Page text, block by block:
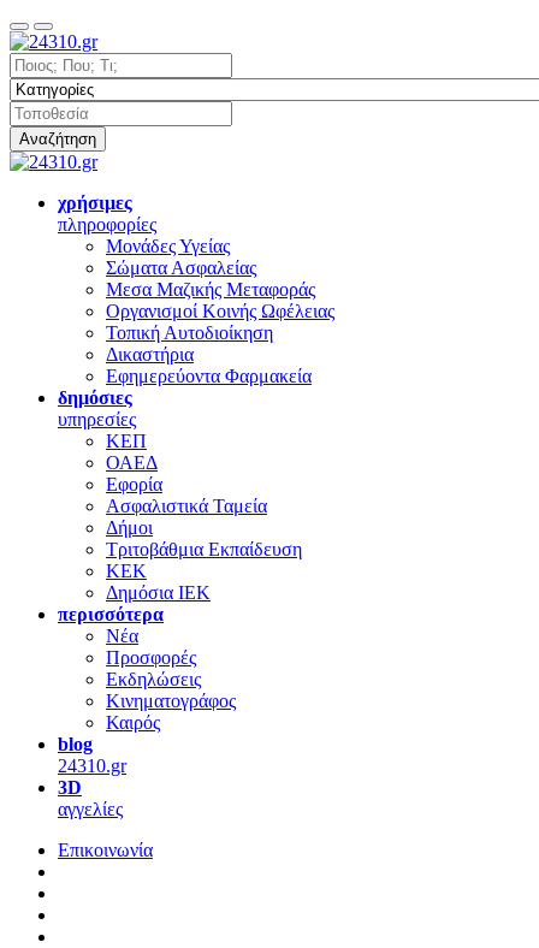
Αναζήτηση
χρήσιμες
πληροφορίες
Μονάδες Υγείας
Σώματα Ασφαλείας
Μεσα Μαζικής Μεταφοράς
Οργανισμοί Κοινής Ωφέλειας
Τοπική Αυτοδιοίκηση
Δικαστήρια
Εφημερεύοντα Φαρμακεία
δημόσιες
υπηρεσίες
ΚΕΠ
ΟΑΕΔ
Εφορία
Ασφαλιστικά Ταμεία
Δήμοι
Τριτοβάθμια Εκπαίδευση
ΚΕΚ
Δημόσια ΙΕΚ
περισσότερα
Νέα
Προσφορές
Εκδηλώσεις
Κινηματογράφος
Καιρός
blog
24310.gr
3D
αγγελίες
Επικοινωνία